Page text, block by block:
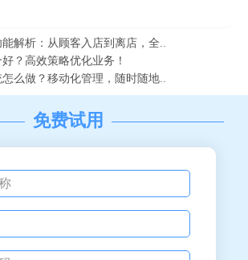
解析：从顾客入店到离店，全..
？高效策略优化业务！
么做？移动化管理，随时随地..
免费试用